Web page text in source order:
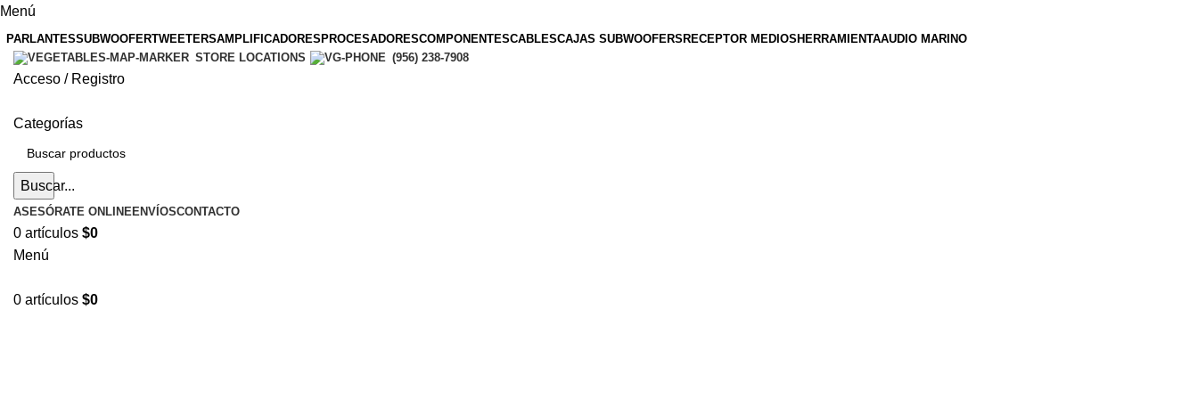
Menú
PARLANTESSUBWOOFERTWEETERSAMPLIFICADORESPROCESADORESCOMPONENTESCABLESCAJAS SUBWOOFERSRECEPTOR MEDIOSHERRAMIENTAAUDIO MARINO
STORE LOCATIONS
(956) 238-7908
Acceso / Registro
Categorías
Buscar...
ASESÓRATE ONLINEENVÍOSCONTACTO
0 artículos $0
Menú
0 artículos $0